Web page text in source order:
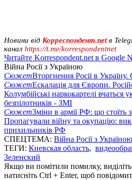
Новини від Корреспондент.netв
канал https://t.me/korrespondentnet
Читайте Korrespondent.net в Google
Війна Росії з Україною
СюжетВторгнення Росії в
СюжетЕскалація для Європи.
Колумбійські наркокартелі вчаться
безпілотників - ЗМІ
СюжетЗміни в армії РФ: що стоїть
Пропагували війну та окупацію:
прихильників РФ
СПЕЦТЕМА: Війна Росії з Україною
ТЕГИ: Киевская область,
Зеленский
Якщо ви помітили помилку, виділіть
натисніть Ctrl + Enter, щоб